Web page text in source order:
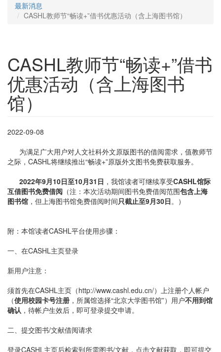
最新消息
CASHL教师节“畅读+”借书优惠活动（含上海图书馆）
CASHL教师节“畅读+”借书
优惠活动（含上海图书
馆）
2022-09-08
为满足广大用户对人文社科外文原版图书的借阅需求，值教师节
之际，CASHL将继续推出“畅读+”原版外文图书免费获取服务。
2022年9月10日至10月31日 ，我馆读者可继续享受CASHL馆际
互借图书免费借阅 （注：本次活动期间图书免费借阅范围包含上海
图书馆 ，但上海图书馆免费借阅时间只截止至9月30日。）
附：本馆读者CASHL平台使用步骤：
一、在CASHL主页登录
新用户注意：
须首先在CASHL主页（http://www.cashl.edu.cn/）上注册个人帐户
（使用校园卡号注册 ，所属馆选择“北京大学图书馆”）用户不用到馆
确认 ，待帐户生效后，即可登录提交申请。
二、提交图书/文献借阅请求
登录CASHL主页后检索到所需图书/文献，点击文献获取，即可提交